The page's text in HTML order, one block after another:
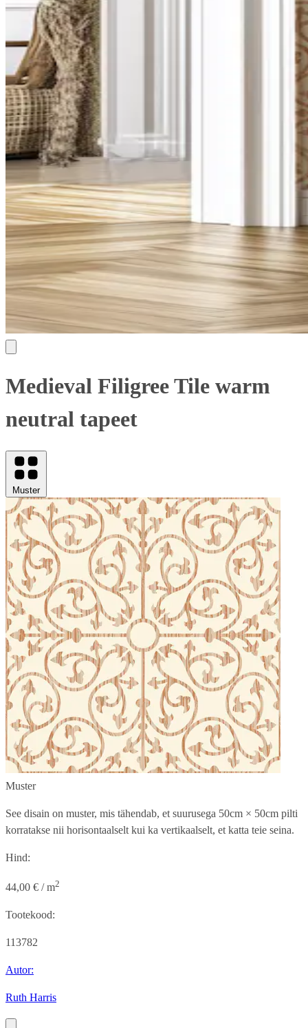
Medieval Filigree Tile warm
neutral tapeet
Muster
Muster
See disain on muster, mis tähendab, et suurusega 50cm × 50cm pilti
korratakse nii horisontaalselt kui ka vertikaalselt, et katta teie seina.
Hind:
44,00 € / m2
Tootekood:
113782
Autor:
Ruth Harris